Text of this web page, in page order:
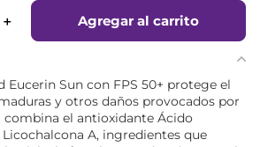
＋ Agregar al carrito
Eucerin Sun con FPS 50+ protege el
y otros daños provocados por
combina el antioxidante Ácido
A, ingredientes que